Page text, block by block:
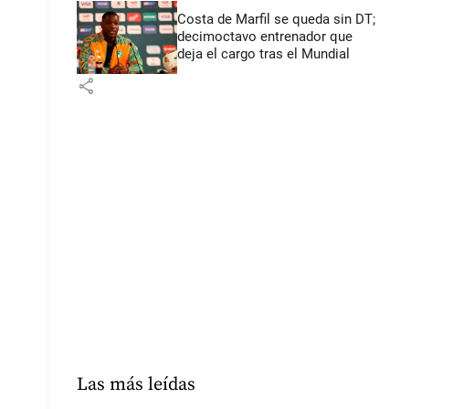
Costa de Marfil se queda sin DT;
decimoctavo entrenador que
deja el cargo tras el Mundial
share
Las más leídas